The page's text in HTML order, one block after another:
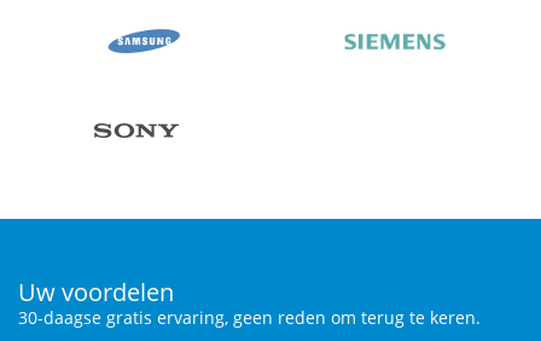
Uw voordelen
30-daagse gratis ervaring, geen reden om terug te keren.